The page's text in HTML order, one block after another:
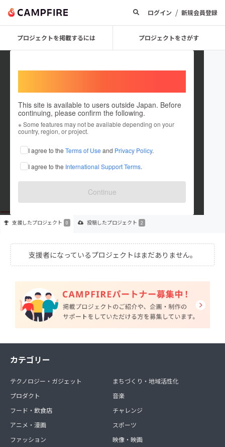
ログイン / 新規会員登録
プロジェクトを掲載するには プロジェクトをさがす
This site is available to users outside Japan. Before
continuing, please confirm the following.
※ Some features may not be available depending on your
country, region, or project.
I agree to the Terms of Use and Privacy Policy.
I agree to the International Support Terms.
Continue
dream20
これまでに2件のプロジェクトを投稿しています
在住国：未設定
出身国：未設定
支援したプロジェクト 0 投稿したプロジェクト 2
支援者になっているプロジェクトはまだありません。
カテゴリー
テクノロジー・ガジェット
プロダクト
フード・飲食店
アニメ・漫画
ファッション
まちづくり・地域活性化
音楽
チャレンジ
スポーツ
映像・映画